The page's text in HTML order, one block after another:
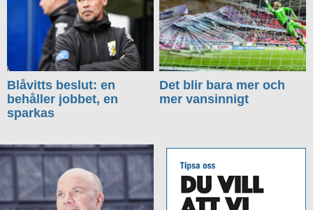
Blåvitts beslut: en
behåller jobbet, en
sparkas
Det blir bara mer och
mer vansinnigt